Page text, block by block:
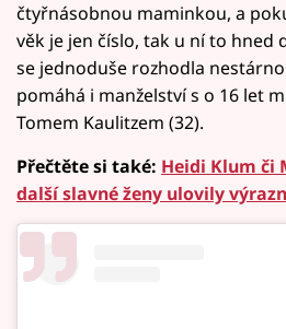
čtyřnásobnou maminkou, a
věk je jen číslo, tak u ní to hned
se jednoduše rozhodla
pomáhá i manželství s o 16 let
Tomem Kaulitzem (32).
Přečtěte si také: Heidi Klum či
další slavné ženy ulovily